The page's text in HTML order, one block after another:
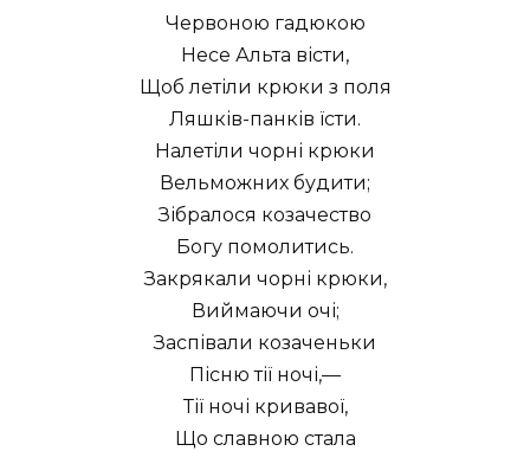
Червоною гадюкою
Несе Альта вісти,
Щоб летіли крюки з поля
Ляшків-панків їсти.
Налетіли чорні крюки
Вельможних будити;
Зібралося козачество
Богу помолитись.
Закрякали чорні крюки,
Виймаючи очі;
Заспівали козаченьки
Пісню тії ночі,—
Тії ночі кривавої,
Що славною стала